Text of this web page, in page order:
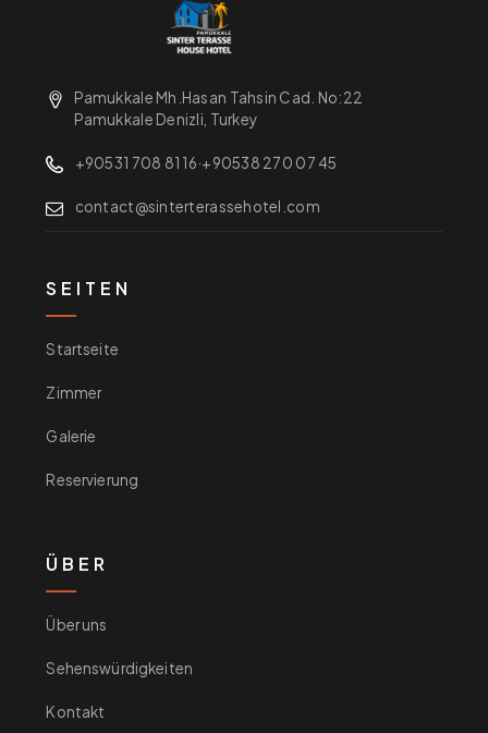
Pamukkale Mh.Hasan Tahsin Cad. No:22
Pamukkale Denizli, Turkey
+90531 708 81 16·+90538 270 07 45
contact@sinterterassehotel.com
SEITEN
Startseite
Zimmer
Galerie
Reservierung
ÜBER
Über uns
Sehenswürdigkeiten
Kontakt